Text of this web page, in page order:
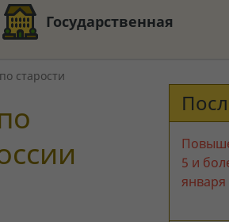
Государственная
старости
5 и
января